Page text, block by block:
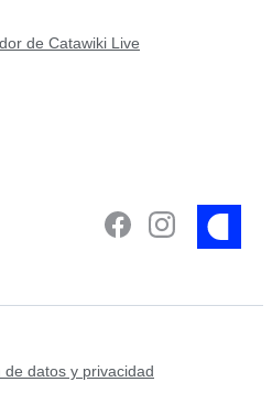
de Catawiki Live
datos y privacidad